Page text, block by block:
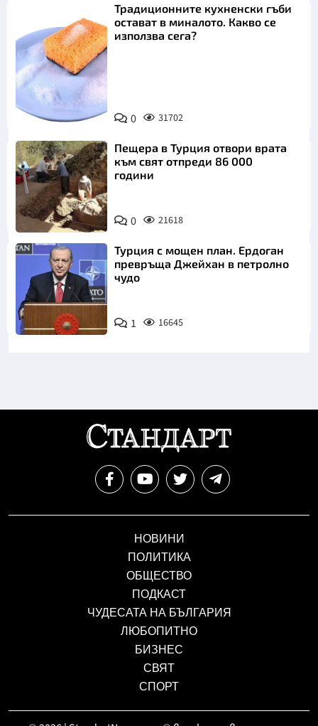
Снимка:
Пиксабей
Традиционните кухненски гъби
остават в миналото. Какво се
използва сега?
0 31702
Пещера в Турция отвори врата
към свят отпреди 86 000
години
0 21618
Турция с мощен план. Ердоган
превръща Джейхан в петролно
чудо
1 16645
НОВИНИ
ПОЛИТИКА
ОБЩЕСТВО
ПОДКАСТ
ЧУДЕСАТА НА БЪЛГАРИЯ
ЛЮБОПИТНО
БИЗНЕС
СВЯТ
СПОРТ